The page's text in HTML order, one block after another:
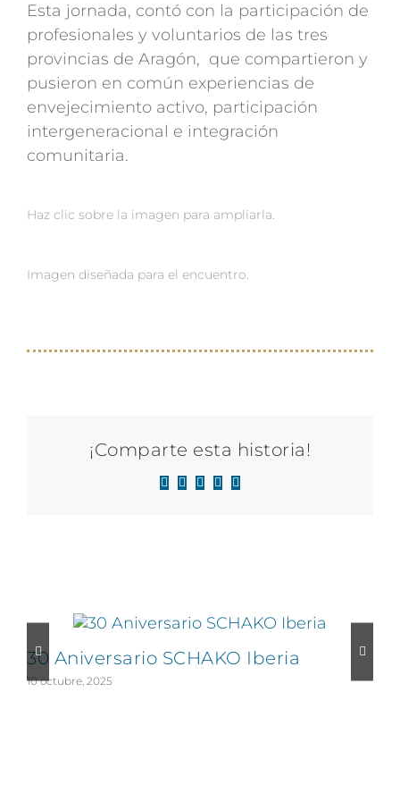
Esta jornada, contó con la participación de
profesionales y voluntarios de las tres
provincias de Aragón, que compartieron y
pusieron en común experiencias de
envejecimiento activo, participación
intergeneracional e integración
comunitaria.
Haz clic sobre la imagen para ampliarla.
Imagen diseñada para el encuentro.
¡Comparte esta historia!
Facebook
X LinkedIn
WhatsApp
Correo
30 Aniversario SCHAKO Iberia
10 octubre, 2025